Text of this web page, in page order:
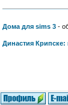
Дома для sims 3 -
Династия Крипске: